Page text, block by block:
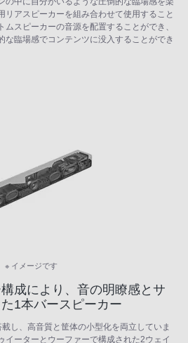
リアスピーカーを組み合わせて使用すること
スピーカーの音源を配置することができ、
な臨場感でコンテンツに没入することができ
※ イメージです
成により、音の明瞭感とサ
1本バースピーカー
し、高音質と筐体の小型化を両立していま
イーターとウーファーで構成された2ウェイ